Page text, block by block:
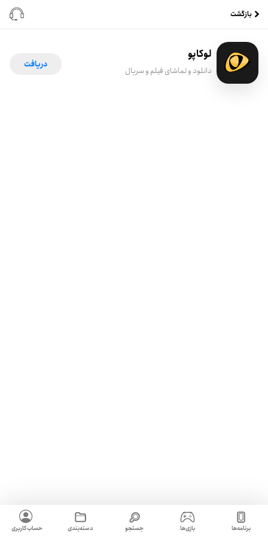
بازگشت
لوکاپو
دانلود و تماشای فیلم و سریال
دریافت
برنامه‌ها بازی‌ها جستجو دسته‌بندی حساب کاربری